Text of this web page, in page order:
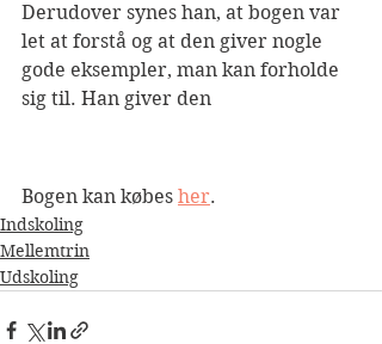
Derudover synes han, at bogen var
let at forstå og at den giver nogle
gode eksempler, man kan forholde
sig til. Han giver den
Bogen kan købes her.
Indskoling
Mellemtrin
Udskoling